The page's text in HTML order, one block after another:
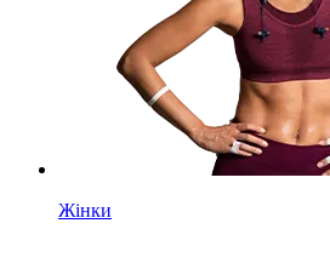
Жінки